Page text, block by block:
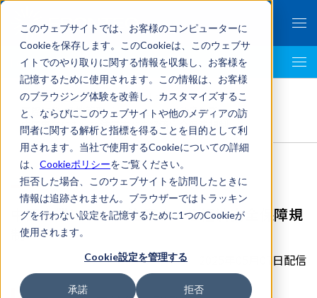
このウェブサイトでは、お客様のコンピューターに
Cookieを保存します。このCookieは、このウェブサ
イトでのやり取りに関する情報を収集し、お客様を
記憶するために使用されます。この情報は、お客様
のブラウジング体験を改善し、カスタマイズするこ
と、ならびにこのウェブサイトや他のメディアの訪
問者に関する解析と指標を得ることを目的として利
用されます。当社で使用するCookieについての詳細
は、 Cookieポリシーをご覧ください。
拒否した場合、このウェブサイトを訪問したときに
情報は追跡されません。ブラウザーではトラッキン
グを行わない設定を記憶するために1つのCookieが
使用されます。
Cookie設定を管理する
承諾 拒否
LegalTech AI Top
FRONTEO Legal Link Portal >
国際法務,危機管理, シティユーワ法律事務所 >
中国事業において注意すべき経済安全保障規制
中国事業において注意すべき経済安全保障規
制
2025年05月07日配信